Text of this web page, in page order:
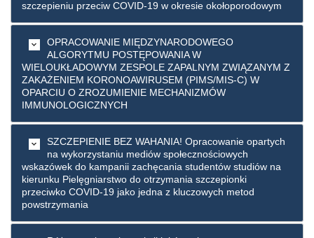
szczepieniu przeciw COVID-19 w okresie okołoporodowym
OPRACOWANIE MIĘDZYNARODOWEGO
ALGORYTMU POSTĘPOWANIA W
WIELOUKŁADOWYM ZESPOLE ZAPALNYM ZWIĄZANYM Z
ZAKAŻENIEM KORONOAWIRUSEM (PIMS/MIS-C) W
OPARCIU O ZROZUMIENIE MECHANIZMÓW
IMMUNOLOGICZNYCH
SZCZEPIENIE BEZ WAHANIA! Opracowanie opartych
na wykorzystaniu mediów społecznościowych
wskazówek do kampanii zachęcania studentów studiów na
kierunku Pielęgniarstwo do otrzymania szczepionki
przeciwko COVID-19 jako jedna z kluczowych metod
powstrzymania